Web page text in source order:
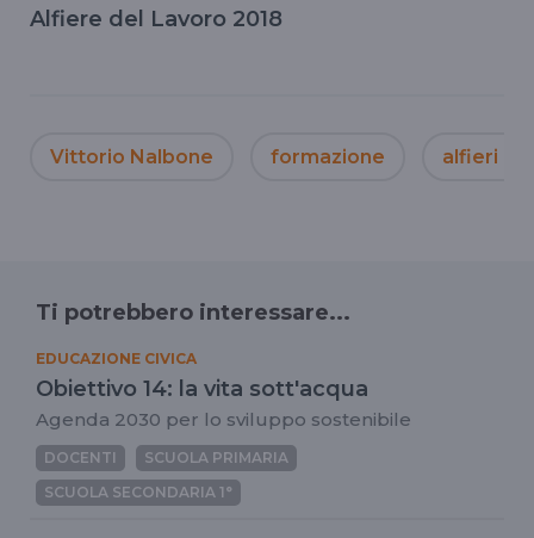
Alfiere del Lavoro 2018
Vittorio Nalbone formazione alfieri
Ti potrebbero interessare...
EDUCAZIONE CIVICA
Obiettivo 14: la vita sott'acqua
Agenda 2030 per lo sviluppo sostenibile
DOCENTI
SCUOLA PRIMARIA
SCUOLA SECONDARIA 1°